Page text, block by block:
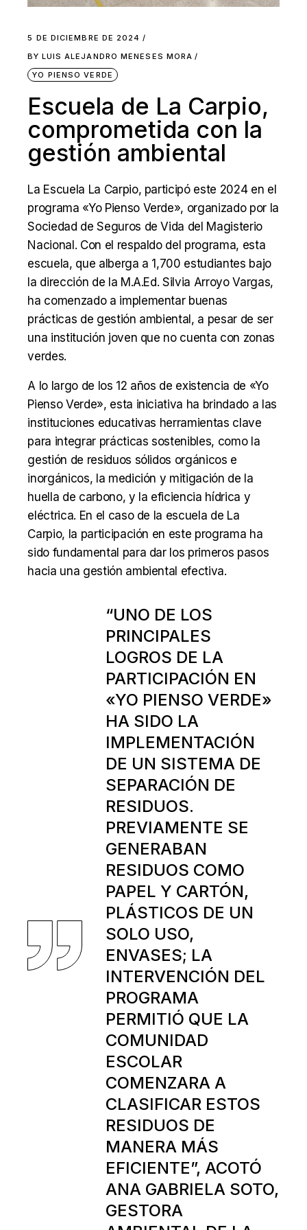
5 DE DICIEMBRE DE 2024
BY LUIS ALEJANDRO MENESES MORA
YO PIENSO VERDE
Escuela de La Carpio,
comprometida con la
gestión ambiental
La Escuela La Carpio, participó este 2024 en el
programa «Yo Pienso Verde», organizado por la
Sociedad de Seguros de Vida del Magisterio
Nacional. Con el respaldo del programa, esta
escuela, que alberga a 1,700 estudiantes bajo
la dirección de la M.A.Ed. Silvia Arroyo Vargas,
ha comenzado a implementar buenas
prácticas de gestión ambiental, a pesar de ser
una institución joven que no cuenta con zonas
verdes.
A lo largo de los 12 años de existencia de «Yo
Pienso Verde», esta iniciativa ha brindado a las
instituciones educativas herramientas clave
para integrar prácticas sostenibles, como la
gestión de residuos sólidos orgánicos e
inorgánicos, la medición y mitigación de la
huella de carbono, y la eficiencia hídrica y
eléctrica. En el caso de la escuela de La
Carpio, la participación en este programa ha
sido fundamental para dar los primeros pasos
hacia una gestión ambiental efectiva.
“UNO DE LOS
PRINCIPALES
LOGROS DE LA
PARTICIPACIÓN EN
«YO PIENSO VERDE»
HA SIDO LA
IMPLEMENTACIÓN
DE UN SISTEMA DE
SEPARACIÓN DE
RESIDUOS.
PREVIAMENTE SE
GENERABAN
RESIDUOS COMO
PAPEL Y CARTÓN,
PLÁSTICOS DE UN
SOLO USO,
ENVASES; LA
INTERVENCIÓN DEL
PROGRAMA
PERMITIÓ QUE LA
COMUNIDAD
ESCOLAR
COMENZARA A
CLASIFICAR ESTOS
RESIDUOS DE
MANERA MÁS
EFICIENTE”, ACOTÓ
ANA GABRIELA SOTO,
GESTORA